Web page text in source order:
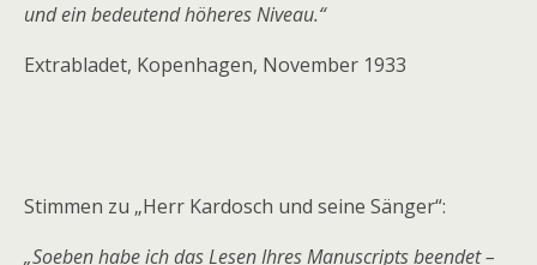
und ein bedeutend höheres Niveau.“
Extrabladet, Kopenhagen, November 1933
Stimmen zu „Herr Kardosch und seine Sänger“:
„Soeben habe ich das Lesen Ihres Manuscripts beendet –